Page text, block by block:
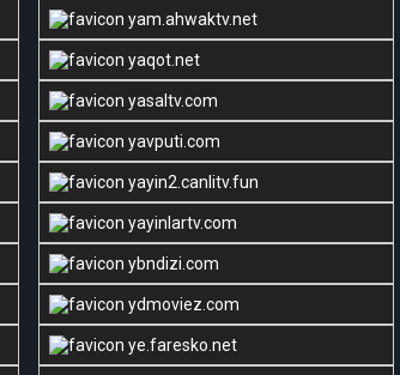
yam.ahwaktv.net
yaqot.net
yasaltv.com
yavputi.com
yayin2.canlitv.fun
yayinlartv.com
ybndizi.com
ydmoviez.com
ye.faresko.net